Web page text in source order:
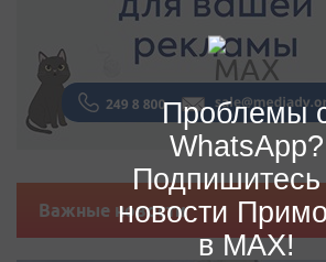
Важные новости
Проблемы
WhatsApp?
Подпишитесь
новости
в MAX!